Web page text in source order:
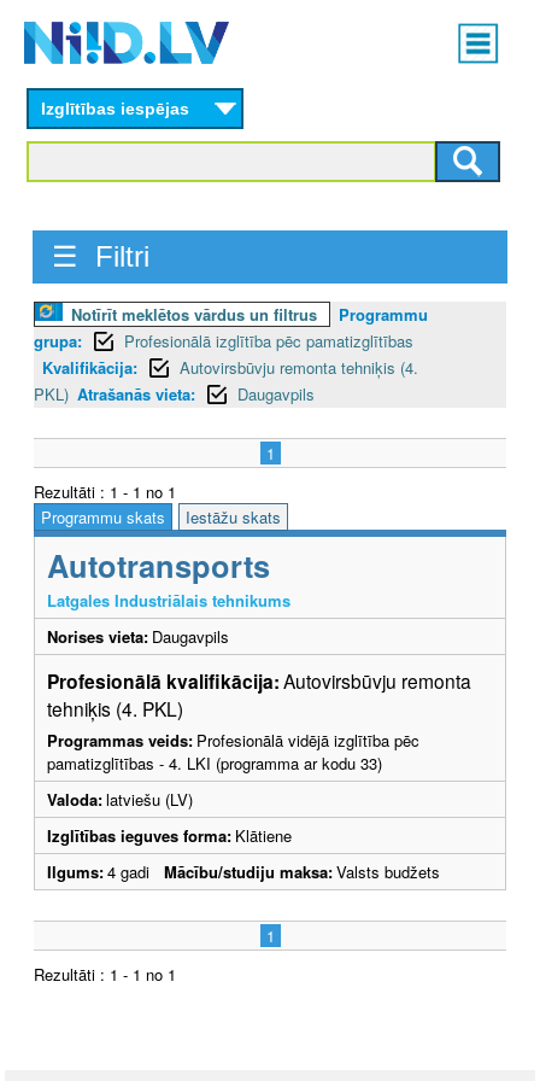
content
Main
menu
Izglītības iespējas
☰ Filtri
Notīrīt meklētos vārdus un filtrus
Programmu
grupa:
Profesionālā izglītība pēc pamatizglītības
Kvalifikācija:
Autovirsbūvju remonta tehniķis (4.
PKL) Atrašanās vieta: Daugavpils
1
Rezultāti : 1 - 1 no 1
Programmu skats
Iestāžu skats
Autotransports
Latgales Industriālais tehnikums
Norises vieta: Daugavpils
Profesionālā kvalifikācija:Autovirsbūvju remonta
tehniķis (4. PKL)
Programmas veids: Profesionālā vidējā izglītība pēc
pamatizglītības - 4. LKI (programma ar kodu 33)
Valoda:latviešu (LV)
Izglītības ieguves forma: Klātiene
Ilgums:4 gadi Mācību/studiju maksa:Valsts budžets
1
Rezultāti : 1 - 1 no 1